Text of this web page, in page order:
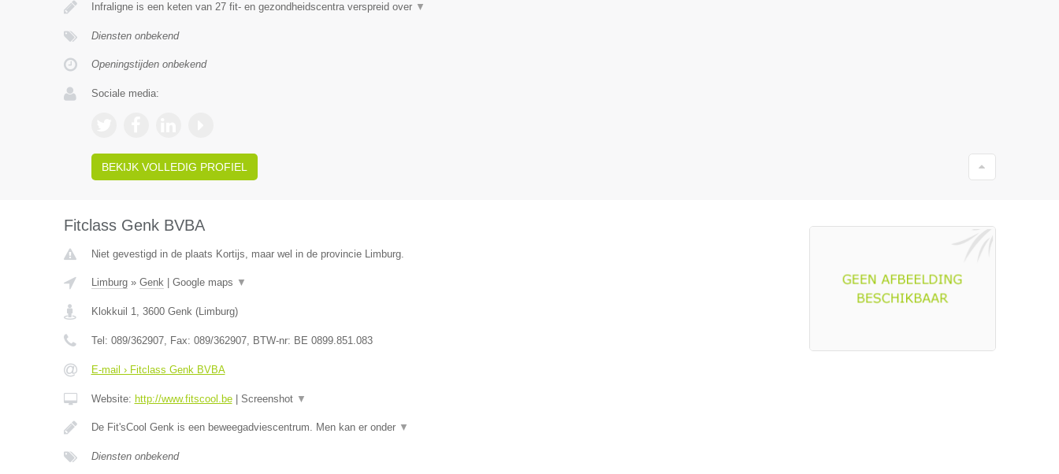
Infraligne is een keten van 27 fit- en gezondheidscentra verspreid over ▼
Diensten onbekend
Openingstijden onbekend
Sociale media:
BEKIJK VOLLEDIG PROFIEL
Fitclass Genk BVBA
Niet gevestigd in de plaats Kortijs, maar wel in de provincie Limburg.
Limburg» Genk| Google maps ▼
Klokkuil 1, 3600 Genk(Limburg)
Tel: 089/362907, Fax: 089/362907, BTW-nr: BE 0899.851.083
E-mail › Fitclass Genk BVBA
Website: http://www.fitscool.be| Screenshot ▼
De Fit'sCool Genk is een beweegadviescentrum. Men kan er onder ▼
Diensten onbekend